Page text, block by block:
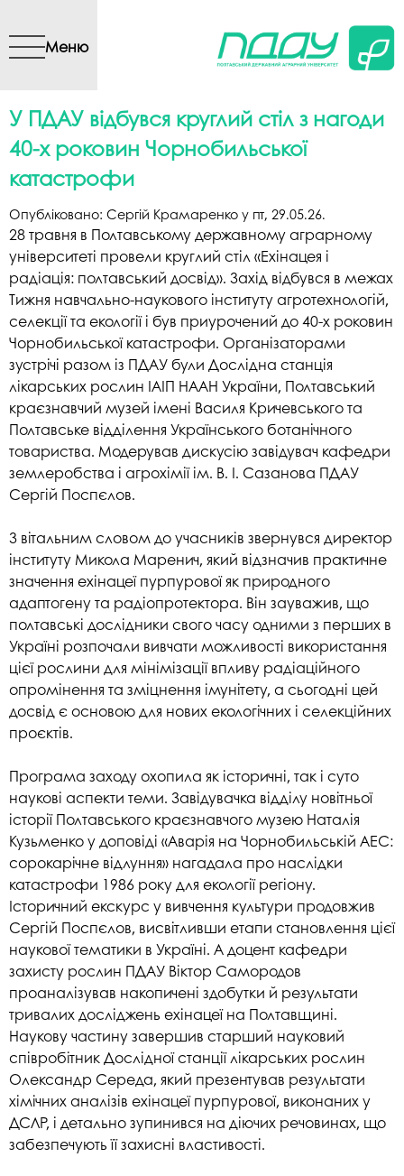
вмісту
Меню
У ПДАУ відбувся круглий стіл з нагоди
40-х роковин Чорнобильської
катастрофи
Опубліковано: Сергій Крамаренко у пт, 29.05.26.
28 травня в Полтавському державному аграрному
університеті провели круглий стіл «Ехінацея і
радіація: полтавський досвід». Захід відбувся в межах
Тижня навчально-наукового інституту агротехнологій,
селекції та екології і був приурочений до 40-х роковин
Чорнобильської катастрофи. Організаторами
зустрічі разом із ПДАУ були Дослідна станція
лікарських рослин ІАІП НААН України, Полтавський
краєзнавчий музей імені Василя Кричевського та
Полтавське відділення Українського ботанічного
товариства. Модерував дискусію завідувач кафедри
землеробства і агрохімії ім. В. І. Сазанова ПДАУ
Сергій Поспєлов.
З вітальним словом до учасників звернувся директор
інституту Микола Маренич, який відзначив практичне
значення ехінацеї пурпурової як природного
адаптогену та радіопротектора. Він зауважив, що
полтавські дослідники свого часу одними з перших в
Україні розпочали вивчати можливості використання
цієї рослини для мінімізації впливу радіаційного
опромінення та зміцнення імунітету, а сьогодні цей
досвід є основою для нових екологічних і селекційних
проєктів.
Програма заходу охопила як історичні, так і суто
наукові аспекти теми. Завідувачка відділу новітньої
історії Полтавського краєзнавчого музею Наталія
Кузьменко у доповіді «Аварія на Чорнобильській АЕС:
сорокарічне відлуння» нагадала про наслідки
катастрофи 1986 року для екології регіону.
Історичний екскурс у вивчення культури продовжив
Сергій Поспєлов, висвітливши етапи становлення цієї
наукової тематики в Україні. А доцент кафедри
захисту рослин ПДАУ Віктор Самородов
проаналізував накопичені здобутки й результати
тривалих досліджень ехінацеї на Полтавщині.
Наукову частину завершив старший науковий
співробітник Дослідної станції лікарських рослин
Олександр Середа, який презентував результати
хімічних аналізів ехінацеї пурпурової, виконаних у
ДСЛР, і детально зупинився на діючих речовинах, що
забезпечують її захисні властивості.